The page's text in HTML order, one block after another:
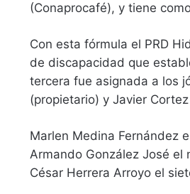
(Conaprocafé), y tiene
Con esta fórmula el PRD
de discapacidad que
tercera fue asignada a los
(propietario) y Javier
Marlen Medina Fernández
Armando González José el
César Herrera Arroyo el